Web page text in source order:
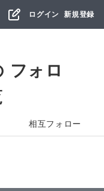
ログイン 新規登録
フォロ
相互フォロー